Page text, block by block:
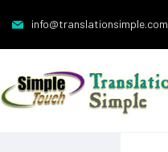
info@translationsimple.com